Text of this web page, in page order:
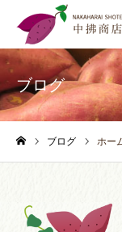
ブログ
ブログ ホー